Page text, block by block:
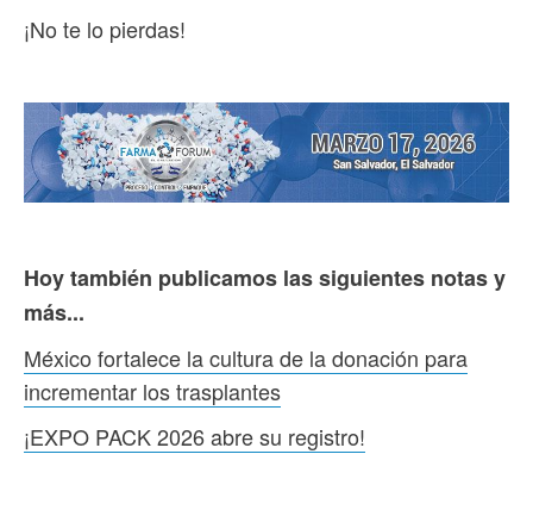
¡No te lo pierdas!
Hoy también publicamos las siguientes notas y
más...
México fortalece la cultura de la donación para
incrementar los trasplantes
¡EXPO PACK 2026 abre su registro!